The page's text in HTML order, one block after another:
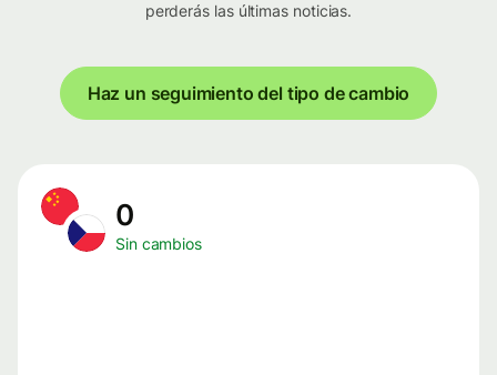
perderás las últimas noticias.
Haz un seguimiento del tipo de cambio
0
Sin cambios